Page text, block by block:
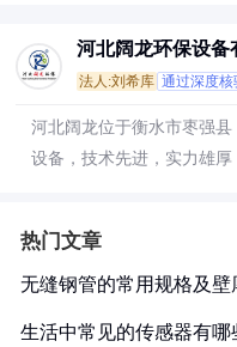
河北阔龙环保设备
法人:刘希库 通过深度核
河北阔龙位于衡水市枣强
设备，技术先进，实力雄厚
热门文章
无缝钢管的常用规格及壁
生活中常见的传感器有哪